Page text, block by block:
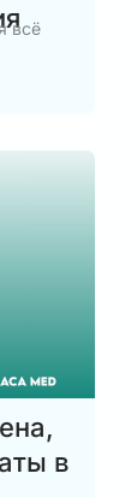
всё
в